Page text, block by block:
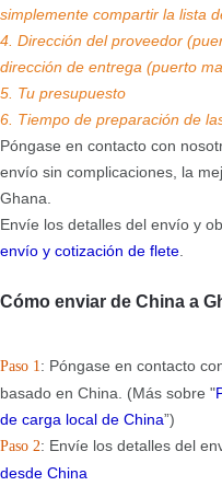
simplemente compartir la lista
4. Dirección del proveedor
dirección de entrega (puerto
5. Tu presupuesto
6. Tiempo de preparación de
Póngase en contacto con
envío sin complicaciones, la
Ghana.
Envíe los detalles del envío y
envío y cotización de flete
Cómo enviar de China a
Paso 1 : Póngase en contacto
basado en China. (Más sobre "
de carga local de China”)
Paso 2: Envíe los detalles del
desde China